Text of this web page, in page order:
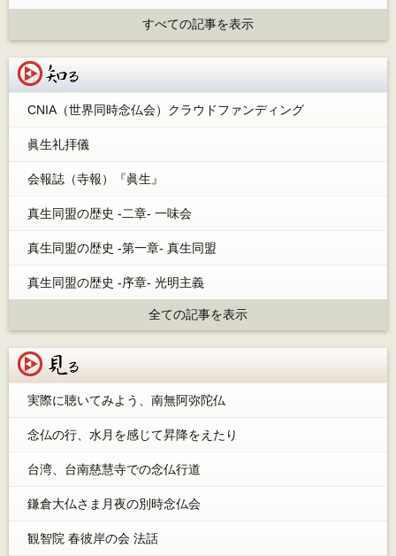
すべての記事を表示
CNIA（世界同時念仏会）クラウドファンディング
眞生礼拝儀
会報誌（寺報）『眞生』
真生同盟の歴史 -二章- 一味会
真生同盟の歴史 -第一章- 真生同盟
真生同盟の歴史 -序章- 光明主義
全ての記事を表示
実際に聴いてみよう、南無阿弥陀仏
念仏の行、水月を感じて昇降をえたり
台湾、台南慈慧寺での念仏行道
鎌倉大仏さま月夜の別時念仏会
観智院 春彼岸の会 法話